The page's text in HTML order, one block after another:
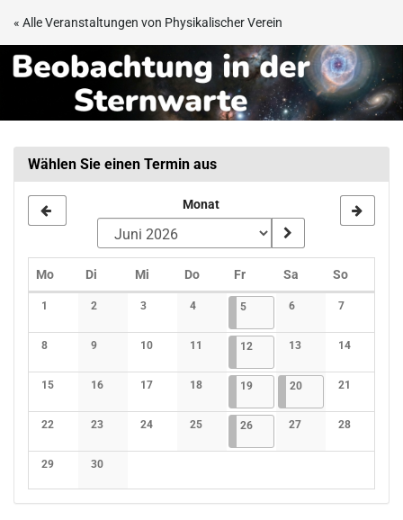
Zum
Inhalt
springen
« Alle Veranstaltungen von Physikalischer Verein
Beobachtungsabend
Sternwarte
Frankfurt
Wählen Sie einen Termin aus
Monat
Kalender
MoMontag
Di Dienstag
Mi Mittwoch
DoDonnerstag
FrFreitagSa Samstag
SoSonntag
1
Keine Veranstaltungen
2
Keine Veranstaltungen
3
Keine Veranstaltungen
4
Keine Veranstaltungen
505.06.2026
4 Veranstaltungen
6
Keine Veranstaltungen
7
Keine
8
Keine Veranstaltungen
9
Keine Veranstaltungen
10
Keine Veranstaltungen
11
Keine Veranstaltungen
12 12.06.2026
4 Veranstaltungen
13
Keine Veranstaltungen
14
Keine
15
Keine Veranstaltungen
16
Keine Veranstaltungen
17
Keine Veranstaltungen
18
Keine Veranstaltungen
1919.06.2026
4 Veranstaltungen
2020.06.2026
3 Veranstaltungen
21
Keine
22
Keine Veranstaltungen
23
Keine Veranstaltungen
24
Keine Veranstaltungen
25
Keine Veranstaltungen
2626.06.2026
4 Veranstaltungen
27
Keine Veranstaltungen
28
Keine
29
Keine Veranstaltungen
30
Keine Veranstaltungen